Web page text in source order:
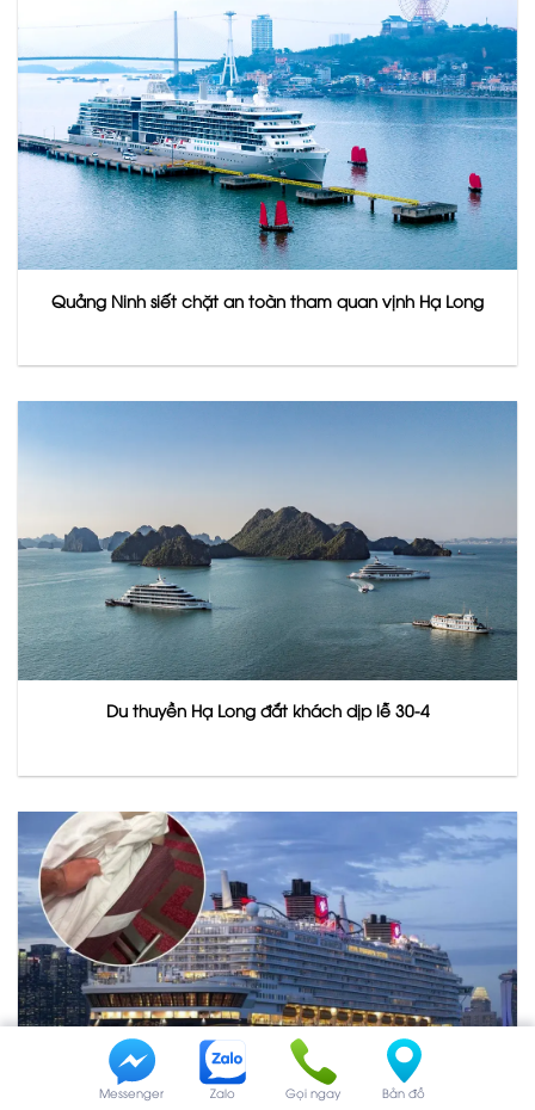
Quảng Ninh siết chặt an toàn tham quan vịnh Hạ Long
Du thuyền Hạ Long đắt khách dịp lễ 30-4
Bản đồ
Gọi ngay
Zalo
Messenger